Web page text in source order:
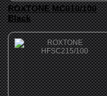
ROXTONE MC010/100
Black